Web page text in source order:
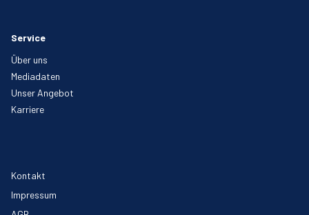
Service
Über uns
Mediadaten
Unser Angebot
Karriere
Kontakt
Impressum